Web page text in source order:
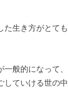
た生き方がとて
一般的になって
していける世の